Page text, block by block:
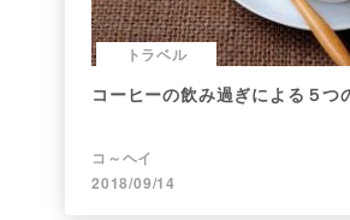
トラベル
コーヒーの飲み過ぎによる５つ
コ～ヘイ
2018/09/14